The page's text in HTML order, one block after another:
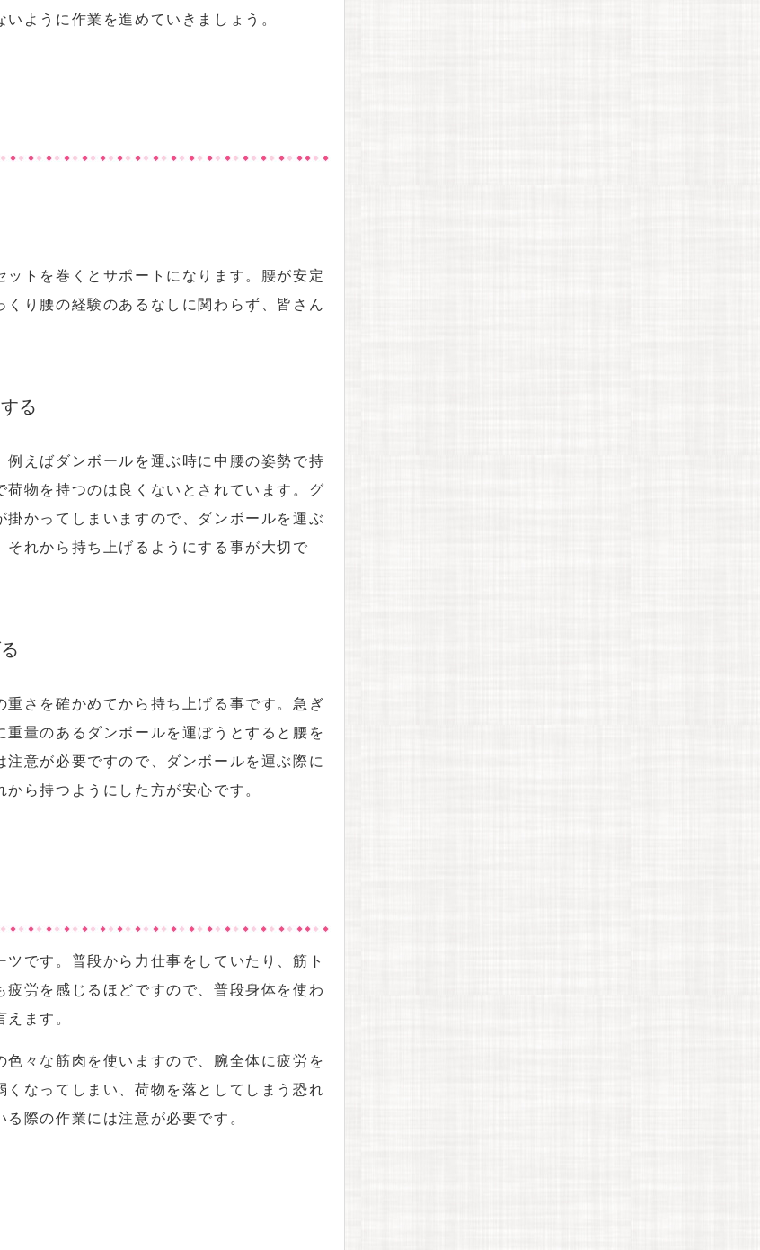
ように作業を進めていきましょう。
トを巻くとサポートになります。腰が安定
り腰の経験のあるなしに関わらず、皆さん
る
えばダンボールを運ぶ時に中腰の姿勢で持
物を持つのは良くないとされています。グ
かってしまいますので、ダンボールを運ぶ
れから持ち上げるようにする事が大切で
さを確かめてから持ち上げる事です。急ぎ
量のあるダンボールを運ぼうとすると腰を
意が必要ですので、ダンボールを運ぶ際に
ら持つようにした方が安心です。
です。普段から力仕事をしていたり、筋ト
労を感じるほどですので、普段身体を使わ
ます。
々な筋肉を使いますので、腕全体に疲労を
なってしまい、荷物を落としてしまう恐れ
際の作業には注意が必要です。